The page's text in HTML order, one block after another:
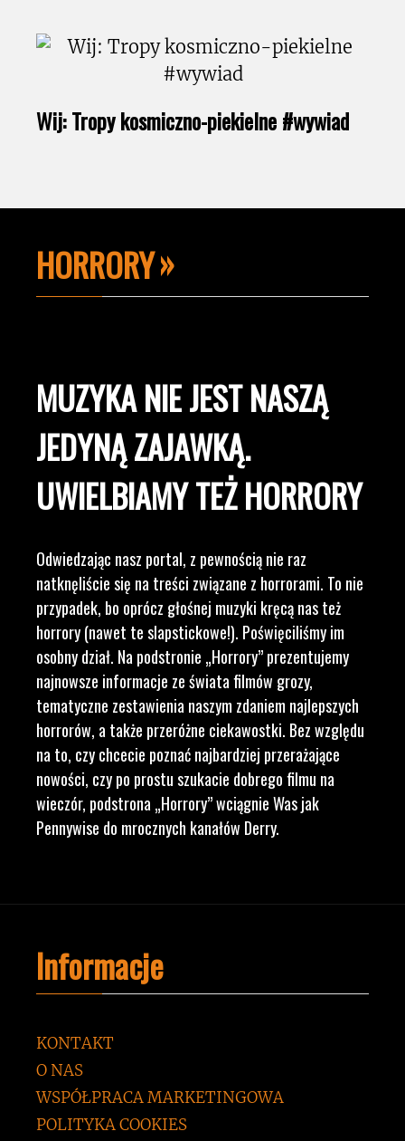
Wij: Tropy kosmiczno-piekielne #wywiad
HORRORY
MUZYKA NIE JEST NASZĄ
JEDYNĄ ZAJAWKĄ.
UWIELBIAMY TEŻ HORRORY
Odwiedzając nasz portal, z pewnością nie raz
natknęliście się na treści związane z horrorami. To nie
przypadek, bo oprócz głośnej muzyki kręcą nas też
horrory (nawet te slapstickowe!). Poświęciliśmy im
osobny dział. Na podstronie „Horrory” prezentujemy
najnowsze informacje ze świata filmów grozy,
tematyczne zestawienia naszym zdaniem najlepszych
horrorów, a także przeróżne ciekawostki. Bez względu
na to, czy chcecie poznać najbardziej przerażające
nowości, czy po prostu szukacie dobrego filmu na
wieczór, podstrona „Horrory” wciągnie Was jak
Pennywise do mrocznych kanałów Derry.
Informacje
KONTAKT
O NAS
WSPÓŁPRACA MARKETINGOWA
POLITYKA COOKIES